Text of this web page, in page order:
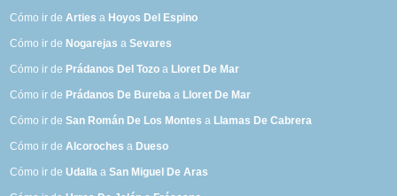
Cómo ir deArties a Hoyos Del Espino
Cómo ir de Nogarejas aSevares
Cómo ir de Prádanos Del Tozo a Lloret De Mar
Cómo ir de Prádanos De Bureba a Lloret De Mar
Cómo ir deSan Román De Los Montes a Llamas De Cabrera
Cómo ir deAlcoroches a Dueso
Cómo ir deUdalla aSan Miguel De Aras